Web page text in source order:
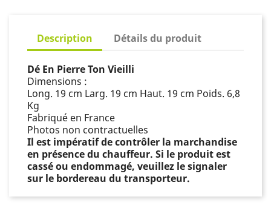
Description Détails du produit
Dé En Pierre Ton Vieilli
Dimensions :
Long. 19 cm Larg. 19 cm Haut. 19 cm Poids. 6,8
Kg
Fabriqué en France
Photos non contractuelles
Il est impératif de contrôler la marchandise
en présence du chauffeur. Si le produit est
cassé ou endommagé, veuillez le signaler
sur le bordereau du transporteur.